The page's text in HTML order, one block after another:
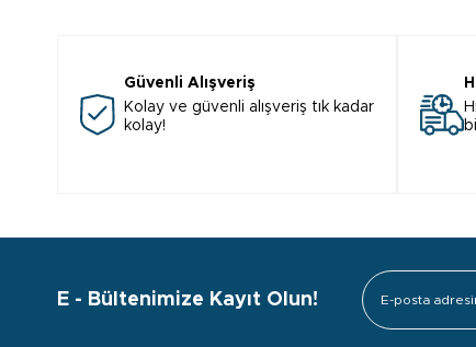
Güvenli Alışveriş
Kolay ve güvenli alışveriş tık kadar
kolay!
E - Bültenimize Kayıt Olun!